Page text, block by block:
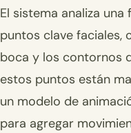
El sistema analiza
puntos clave faciales,
boca y los contornos
estos puntos están
un modelo de
para agregar